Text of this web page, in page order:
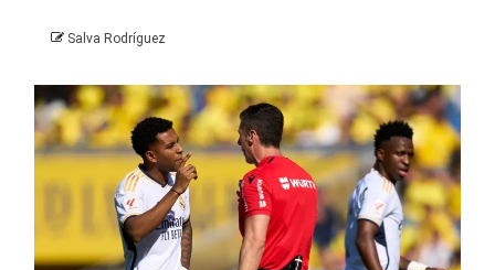
Salva Rodríguez